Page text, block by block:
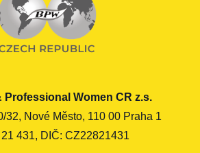
Professional Women CR z.s.
32, Nové Město, 110 00 Praha 1
21 431, DIČ: CZ22821431